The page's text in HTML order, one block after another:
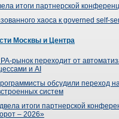
итоги партнерской
хаоса к governed self-
Москвы и Центра
рынок переходит от
и AI
обсудили переход
систем
итоги партнерской
– 2026»